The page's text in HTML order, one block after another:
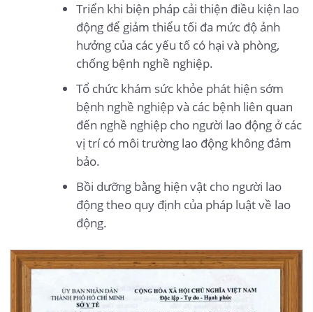
Triển khi biện pháp cải thiện điều kiện lao
động để giảm thiểu tối đa mức độ ảnh
hưởng của các yếu tố có hại và phòng,
chống bệnh nghề nghiệp.
Tổ chức khám sức khỏe phát hiện sớm
bệnh nghề nghiệp và các bệnh liên quan
đến nghề nghiệp cho người lao động ở các
vị trí có môi trường lao động không đảm
bảo.
Bồi dưỡng bằng hiện vật cho người lao
động theo quy định của pháp luật về lao
động.